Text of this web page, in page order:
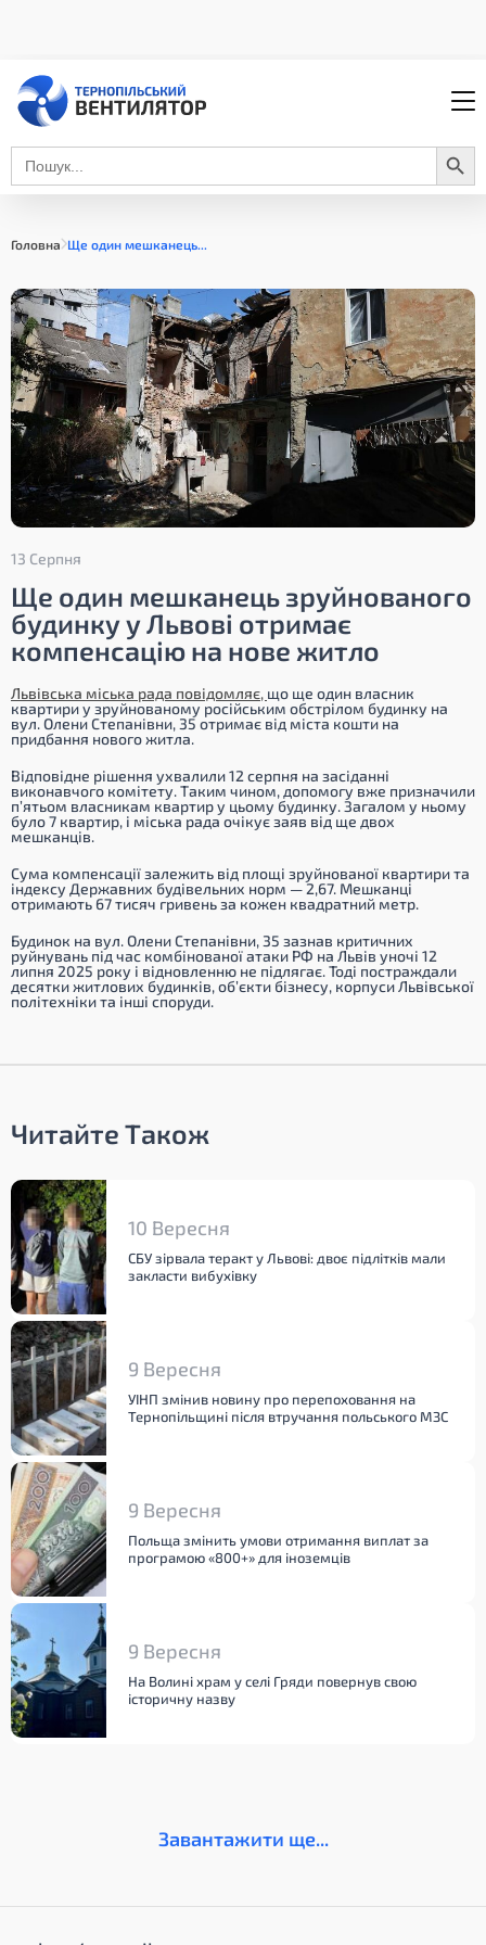
Search
for:
Search Button
Головна Ще один мешканець...
13 Серпня
Ще один мешканець зруйнованого
будинку у Львові отримає
компенсацію на нове житло
Львівська міська рада повідомляє, що ще один власник
квартири у зруйнованому російським обстрілом будинку на
вул. Олени Степанівни, 35 отримає від міста кошти на
придбання нового житла.
Відповідне рішення ухвалили 12 серпня на засіданні
виконавчого комітету. Таким чином, допомогу вже призначили
п’ятьом власникам квартир у цьому будинку. Загалом у ньому
було 7 квартир, і міська рада очікує заяв від ще двох
мешканців.
Сума компенсації залежить від площі зруйнованої квартири та
індексу Державних будівельних норм — 2,67. Мешканці
отримають 67 тисяч гривень за кожен квадратний метр.
Будинок на вул. Олени Степанівни, 35 зазнав критичних
руйнувань під час комбінованої атаки РФ на Львів уночі 12
липня 2025 року і відновленню не підлягає. Тоді постраждали
десятки житлових будинків, об’єкти бізнесу, корпуси Львівської
політехніки та інші споруди.
Читайте Також
10 Вересня
СБУ зірвала теракт у Львові: двоє підлітків мали
закласти вибухівку
9 Вересня
УІНП змінив новину про перепоховання на
Тернопільщині після втручання польського МЗС
9 Вересня
Польща змінить умови отримання виплат за
програмою «800+» для іноземців
9 Вересня
На Волині храм у селі Гряди повернув свою
історичну назву
Завантажити ще...